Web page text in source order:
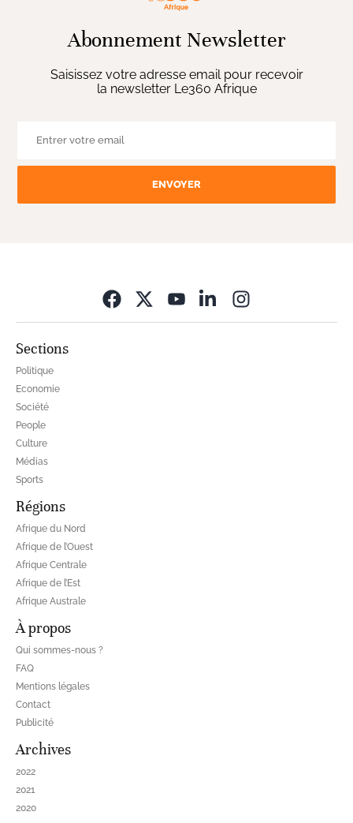
Abonnement Newsletter
Saisissez votre adresse email pour recevoir
la newsletter Le360 Afrique
ENVOYER
Sections
Politique
Economie
Société
People
Culture
Médias
Sports
Régions
Afrique du Nord
Afrique de l’Ouest
Afrique Centrale
Afrique de l’Est
Afrique Australe
À propos
Qui sommes-nous ?
FAQ
Mentions légales
Contact
Publicité
Archives
2022
2021
2020